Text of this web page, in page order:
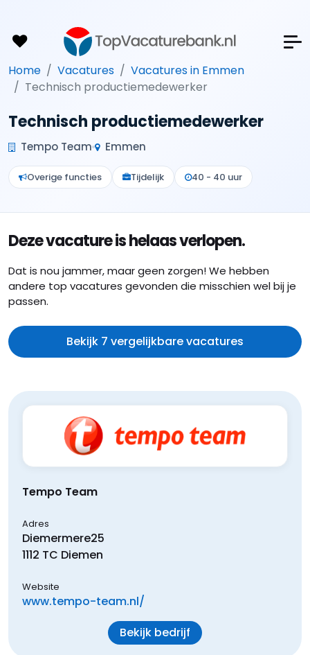
Home Vacatures
Vacatures in Emmen
Technisch productiemedewerker
Technisch productiemedewerker
Tempo Team Emmen
Overige functies Tijdelijk 40 - 40 uur
Deze vacature is helaas verlopen.
Dat is nou jammer, maar geen zorgen! We hebben
andere top vacatures gevonden die misschien wel bij je
passen.
Bekijk 7 vergelijkbare vacatures
Tempo Team
Adres
Diemermere25
1112 TC Diemen
Website
www.tempo-team.nl/
Bekijk bedrijf